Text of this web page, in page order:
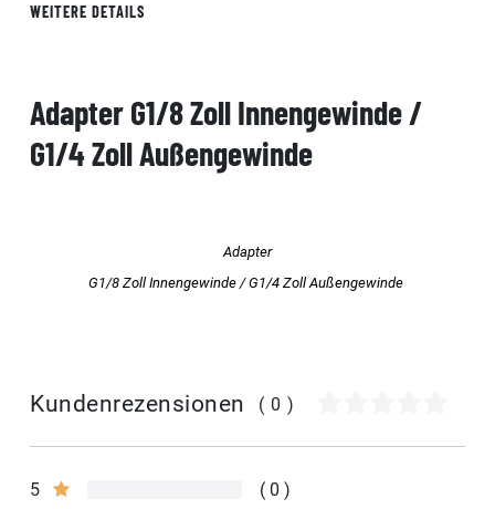
WEITERE DETAILS
Adapter G1/8 Zoll Innengewinde /
G1/4 Zoll Außengewinde
Adapter
G1/8 Zoll Innengewinde / G1/4 Zoll Außengewinde
Kundenrezensionen (0)
5
0